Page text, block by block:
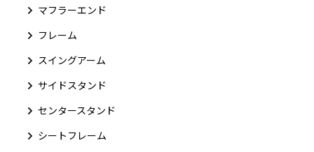
マフラーエンド
フレーム
スイングアーム
サイドスタンド
センタースタンド
シートフレーム